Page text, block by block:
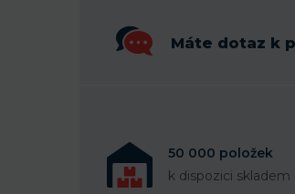
Máte dotaz k
50 000 položek
k dispozici skladem